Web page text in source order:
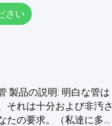
さい
製品の説明: 明白な管は
それは十分および非汚さ
の要求。（私達に多...